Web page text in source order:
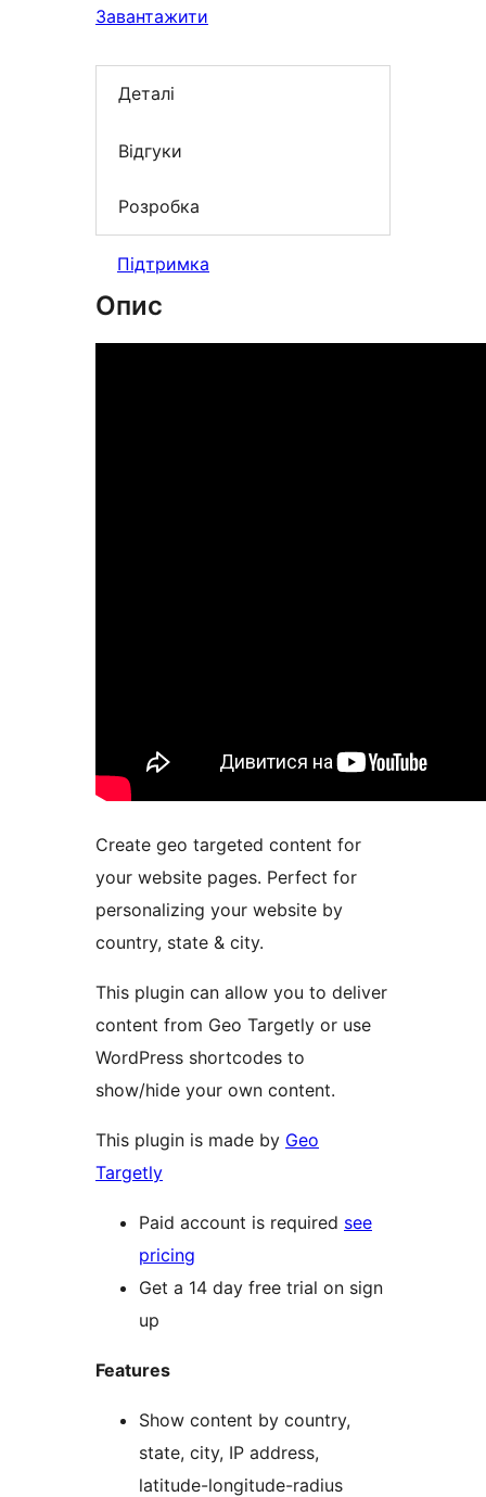
Завантажити
Деталі
Відгуки
Розробка
Підтримка
Опис
Create geo targeted content for
your website pages. Perfect for
personalizing your website by
country, state & city.
This plugin can allow you to deliver
content from Geo Targetly or use
WordPress shortcodes to
show/hide your own content.
This plugin is made by Geo
Targetly
Paid account is required see
pricing
Get a 14 day free trial on sign
up
Features
Show content by country,
state, city, IP address,
latitude-longitude-radius